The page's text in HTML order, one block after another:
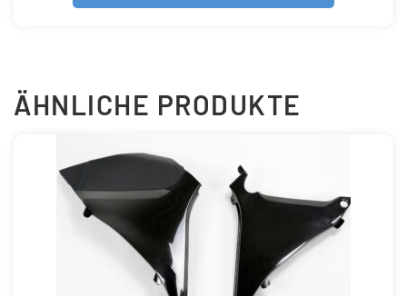
ÄHNLICHE PRODUKTE